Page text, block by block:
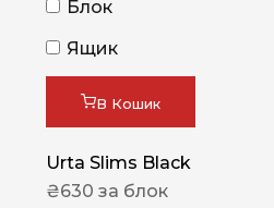
Блок
Ящик
В Кошик
Urta Slims Black
₴630 за блок